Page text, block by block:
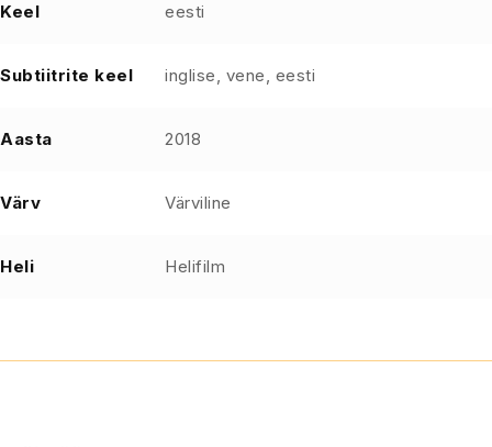
Keel eesti
Subtiitrite keel inglise, vene, eesti
Aasta 2018
Värv Värviline
Heli Helifilm